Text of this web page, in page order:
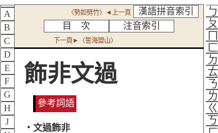
A
B
C
D
E
F
G
H
J
〈勢如劈竹〉◄上一頁
漢語拼音索引
目 次
注音索引
下一頁►〈誓海盟山〉
飾非文過
參考詞語
‧文過飾非